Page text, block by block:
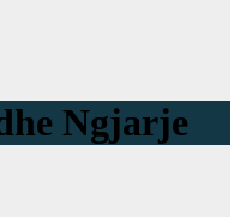
Ngjarje